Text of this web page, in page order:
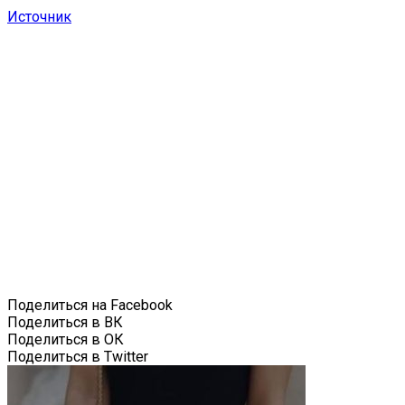
Источник
Поделиться на Facebook
Поделиться в ВК
Поделиться в ОК
Поделиться в Twitter